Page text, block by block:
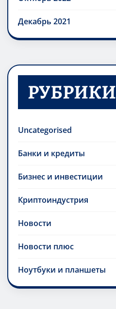
Декабрь 2021
РУБРИКИ
Uncategorised
Банки и кредиты
Бизнес и инвестиции
Криптоиндустрия
Новости
Новости плюс
Ноутбуки и планшеты